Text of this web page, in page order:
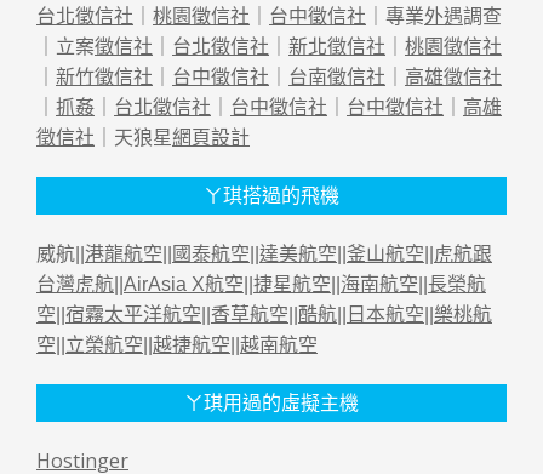
台北徵信社 ｜ 桃園徵信社 ｜ 台中徵信社 ｜專業外遇調查
｜立案徵信社 ｜ 台北徵信社 ｜ 新北徵信社 ｜ 桃園徵信社
｜ 新竹徵信社 ｜ 台中徵信社 ｜ 台南徵信社 ｜ 高雄徵信社
｜ 抓姦 ｜ 台北徵信社 ｜ 台中徵信社 ｜ 台中徵信社 ｜ 高雄
徵信社 ｜天狼星網頁設計
ㄚ琪搭過的飛機
威航|| 港龍航空 國泰航空 達美航空 釜山航空
虎航跟
台灣虎航 AirAsia X航空 捷星航空 海南航空 長榮航
空 宿霧太平洋航空 香草航空 酷航 日本航空 樂桃航
空 立榮航空 越捷航空 越南航空
ㄚ琪用過的虛擬主機
Hostinger